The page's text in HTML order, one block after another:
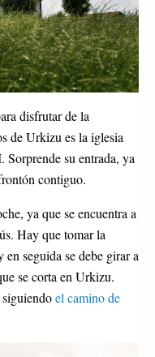
disfrutar de la
de Urkizu es la iglesia
su entrada, ya
contiguo.
ya que se encuentra a
Hay que tomar la
seguida se debe girar a
se corta en Urkizu.
el camino de